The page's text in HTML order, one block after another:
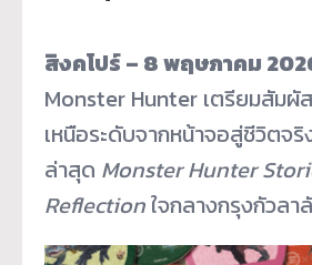
สิงคโปร์ – 8 พฤษภาคม
Monster Hunter เตรียมสัมผั
เหนือระดับจากหน้าจอสู่ชีวิตจริ
ล่าสุด Monster Hunter
Reflectionใจกลางกรุงกัวลา